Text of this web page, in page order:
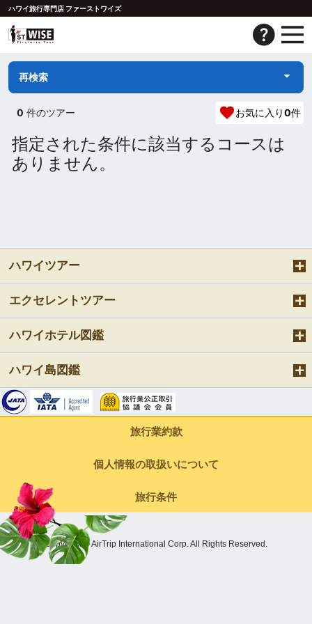
ハワイ旅行専門店 ファーストワイズ
再検索
0 件のツアー お気に入り0件
指定された条件に該当するコースは
ありません。
ハワイツアー
エクセレントツアー
ハワイホテル図鑑
ハワイ島図鑑
旅行業約款
個人情報の取扱いについて
旅行条件
Copyright © AirTrip International Corp. All Rights Reserved.